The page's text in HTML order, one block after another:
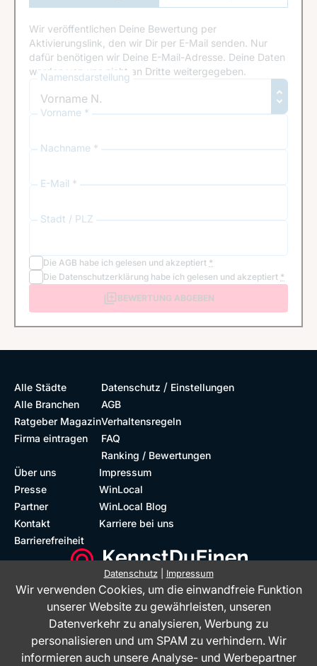
Anmeldung
Wir veröffentlichen Deine Bewertung per
Aktivierungslink, den wir Dir per E-Mail senden. Nur
dafür benötigen wir Deine E-Mail-Adresse. Deine Daten
werden von uns nicht an Dritte weitergegeben.
Namensdarstellung
Vorname *
Nachname *
E-Mail *
Stadt / PLZ
Die AGB habe ich gelesen und akzeptiert *
Die Datenschutzerklärung habe ich gelesen und akzeptiert *
BEWERTUNG ABGEBEN
Alle Städte
Alle Branchen
Ratgeber Magazin
Firma eintragen
Datenschutz / Einstellungen
AGB
Verhaltensregeln
FAQ
Ranking / Bewertungen
Über uns
Presse
Partner
Kontakt
Barrierefreiheit
Impressum
WinLocal
WinLocal Blog
Karriere bei uns
Datenschutz| Impressum
Wir verwenden Cookies, um die einwandfreie Funktion
unserer Website zu gewährleisten, unseren
Datenverkehr zu analysieren, Werbung zu
personalisieren und um SPAM zu verhindern. Wir
informieren auch unsere Analyse- und Werbepartner